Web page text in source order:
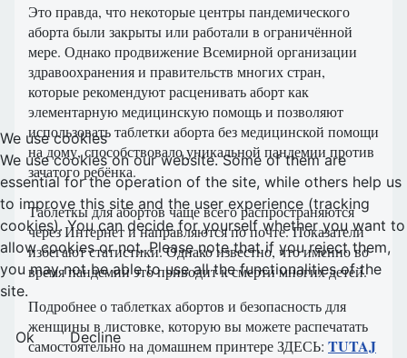
Это правда, что некоторые центры пандемического
аборта были закрыты или работали в ограничённой
мере. Однако продвижение Всемирной организации
здравоохранения и правительств многих стран,
которые рекомендуют расценивать аборт как
элементарную медицинскую помощь и позволяют
использовать таблетки аборта без медицинской помощи
на дому, способствовало уникальной пандемии против
зачатого ребёнка.
Таблеткы для абортов чаще всего распространяются
через Интернет и направляются по почте. Показатели
избегают статистики. Однако известно, что именно во
время пандемии это приводит к смерти многих детей.
Подробнее о таблетках абортов и безопасность для
женщины в листовке, которую вы можете распечатать
самостоятельно на домашнем принтере ЗДЕСЬ: TUTAJ
We use cookies
We use cookies on our website. Some of them are
essential for the operation of the site, while others help us
to improve this site and the user experience (tracking
cookies). You can decide for yourself whether you want to
allow cookies or not. Please note that if you reject them,
you may not be able to use all the functionalities of the
site.
Ok
Decline